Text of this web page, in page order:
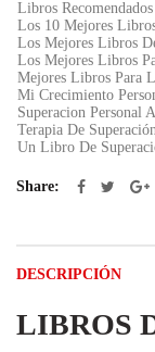
Libros
Los 10 Mejores
Los Mejores Libros
Los Mejores Libros
Mejores Libros Para
Mi Crecimiento
Superacion Personal
Terapia De
Un Libro De
Share
DESCRIPCIÓN
LIBROS